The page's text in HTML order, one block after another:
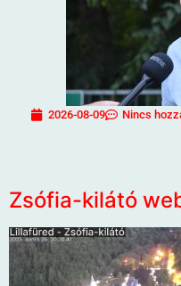
2026-08-09 Nincs
Zsófia-kilátó